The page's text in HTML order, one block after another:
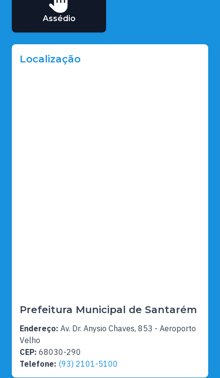
Assédio
Localização
Prefeitura Municipal de Santarém
Endereço: Av. Dr. Anysio Chaves, 853 - Aeroporto
Velho
CEP: 68030-290
Telefone: (93) 2101-5100